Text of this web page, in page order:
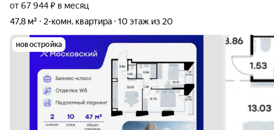
от 67 944 ₽ в месяц
47,8 м²
2-комн. квартира 10 этаж из 20
новостройка